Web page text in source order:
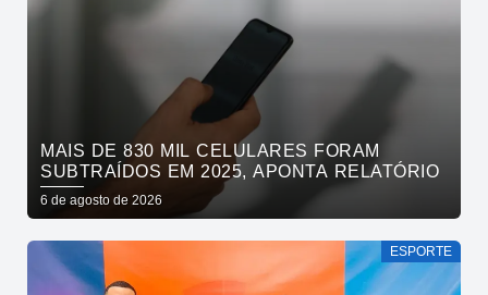
MAIS DE 830 MIL CELULARES FORAM
SUBTRAÍDOS EM 2025, APONTA RELATÓRIO
6 de agosto de 2026
ESPORTE